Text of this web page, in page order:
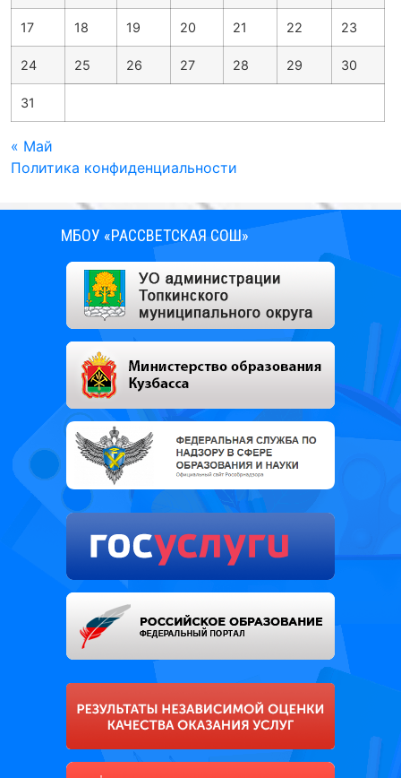
17 18 19 20 21 22 23
24 25 26 27 28 29 30
31
« Май
Политика конфиденциальности
МБОУ «РАССВЕТСКАЯ СОШ»